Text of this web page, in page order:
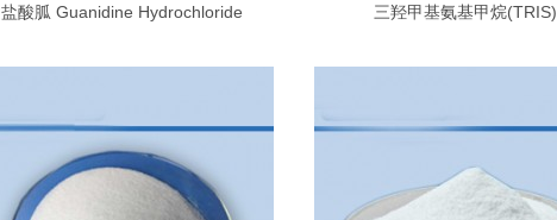
盐酸胍 Guanidine Hydrochloride 三羟甲基氨基甲烷(TRIS)